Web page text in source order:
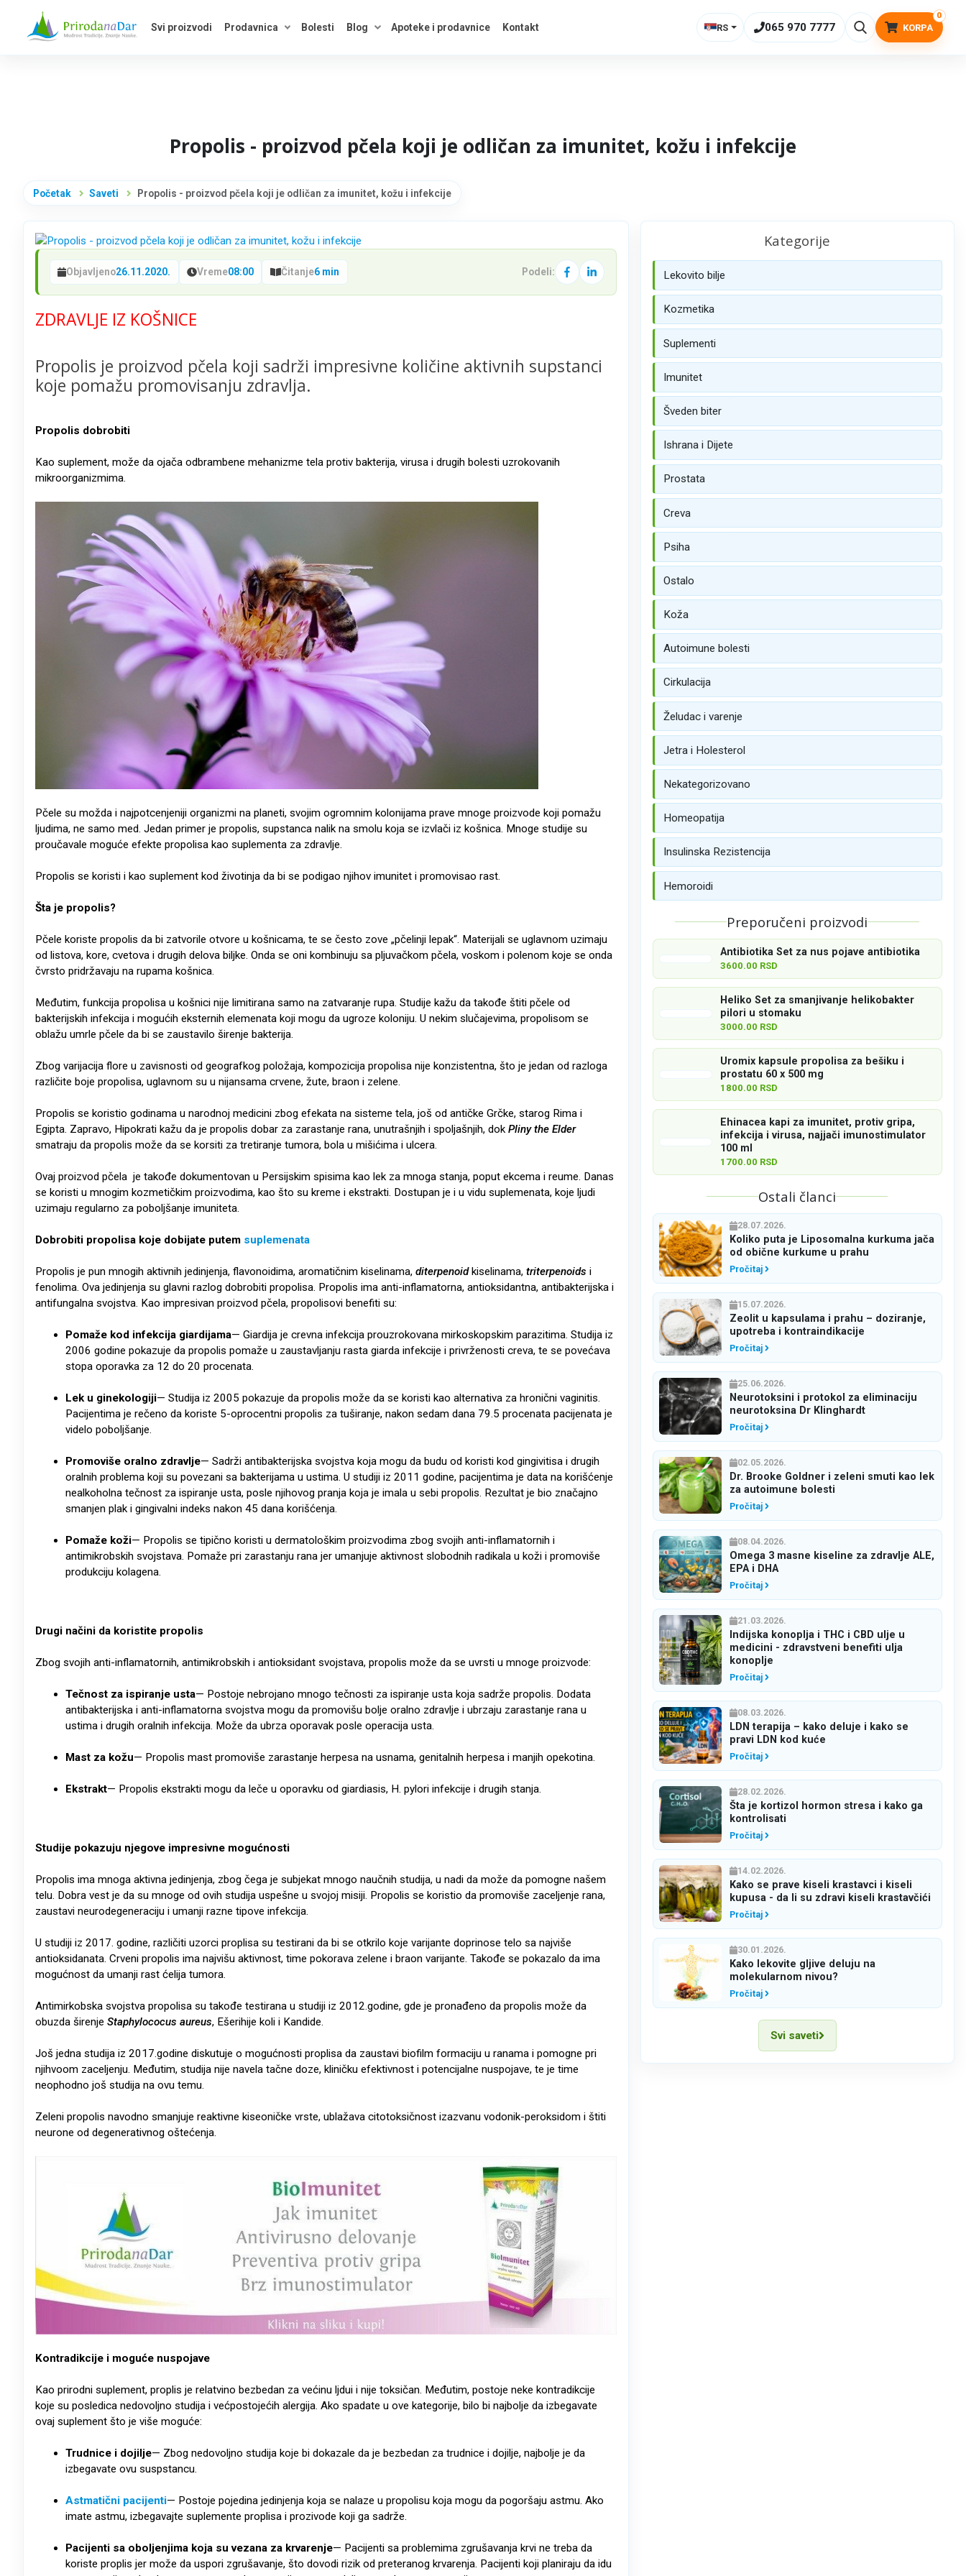
Svi proizvodi Prodavnica
Otvori kategorije
Bolesti Blog
Otvori savete
Apoteke i prodavnice Kontakt RS 065 970 7777
0
KORPA
Propolis - proizvod pčela koji je odličan za imunitet, kožu i infekcije
Početak Saveti Propolis - proizvod pčela koji je odličan za imunitet, kožu i infekcije
Objavljeno26.11.2020. Vreme08:00 Čitanje6 min Podeli:
ZDRAVLJE IZ KOŠNICE
Propolis je proizvod pčela koji sadrži impresivne količine aktivnih supstanci
koje pomažu promovisanju zdravlja.
Propolis dobrobiti
Kao suplement, može da ojača odbrambene mehanizme tela protiv bakterija, virusa i drugih bolesti uzrokovanih
mikroorganizmima.
Pčele su možda i najpotcenjeniji organizmi na planeti, svojim ogromnim kolonijama prave mnoge proizvode koji pomažu
ljudima, ne samo med. Jedan primer je propolis, supstanca nalik na smolu koja se izvlači iz košnica. Mnoge studije su
proučavale moguće efekte propolisa kao suplementa za zdravlje.
Propolis se koristi i kao suplement kod životinja da bi se podigao njihov imunitet i promovisao rast.
Šta je propolis?
Pčele koriste propolis da bi zatvorile otvore u košnicama, te se često zove „pčelinji lepak“. Materijali se uglavnom uzimaju
od listova, kore, cvetova i drugih delova biljke. Onda se oni kombinuju sa pljuvačkom pčela, voskom i polenom koje se onda
čvrsto pridržavaju na rupama košnica.
Međutim, funkcija propolisa u košnici nije limitirana samo na zatvaranje rupa. Studije kažu da takođe štiti pčele od
bakterijskih infekcija i mogućih eksternih elemenata koji mogu da ugroze koloniju. U nekim slučajevima, propolisom se
oblažu umrle pčele da bi se zaustavilo širenje bakterija.
Zbog varijacija flore u zavisnosti od geografkog položaja, kompozicija propolisa nije konzistentna, što je jedan od razloga
različite boje propolisa, uglavnom su u nijansama crvene, žute, braon i zelene.
Propolis se koristio godinama u narodnoj medicini zbog efekata na sisteme tela, još od antičke Grčke, starog Rima i
Egipta. Zapravo, Hipokrati kažu da je propolis dobar za zarastanje rana, unutrašnjih i spoljašnjih, dok Pliny the Elder
smatraju da propolis može da se korsiti za tretiranje tumora, bola u mišićima i ulcera.
Ovaj proizvod pčela je takođe dokumentovan u Persijskim spisima kao lek za mnoga stanja, poput ekcema i reume. Danas
se koristi u mnogim kozmetičkim proizvodima, kao što su kreme i ekstrakti. Dostupan je i u vidu suplemenata, koje ljudi
uzimaju regularno za poboljšanje imuniteta.
Dobrobiti propolisa koje dobijate putem suplemenata
Propolis je pun mnogih aktivnih jedinjenja, flavonoidima, aromatičnim kiselinama, diterpenoidkiselinama, triterpenoids i
fenolima. Ova jedinjenja su glavni razlog dobrobiti propolisa. Propolis ima anti-inflamatorna, antioksidantna, antibakterijska i
antifungalna svojstva. Kao impresivan proizvod pčela, propolisovi benefiti su:
Pomaže kod infekcija giardijama— Giardija je crevna infekcija prouzrokovana mirkoskopskim parazitima. Studija iz
2006 godine pokazuje da propolis pomaže u zaustavljanju rasta giarda infekcije i privrženosti creva, te se povećava
stopa oporavka za 12 do 20 procenata.
Lek u ginekologiji— Studija iz 2005 pokazuje da propolis može da se koristi kao alternativa za hronični vaginitis.
Pacijentima je rečeno da koriste 5-oprocentni propolis za tuširanje, nakon sedam dana 79.5 procenata pacijenata je
videlo poboljšanje.
Promoviše oralno zdravlje— Sadrži antibakterijska svojstva koja mogu da budu od koristi kod gingivitisa i drugih
oralnih problema koji su povezani sa bakterijama u ustima. U studiji iz 2011 godine, pacijentima je data na korišćenje
nealkoholna tečnost za ispiranje usta, posle njihovog pranja koja je imala u sebi propolis. Rezultat je bio značajno
smanjen plak i gingivalni indeks nakon 45 dana korišćenja.
Pomaže koži— Propolis se tipično koristi u dermatološkim proizvodima zbog svojih anti-inflamatornih i
antimikrobskih svojstava. Pomaže pri zarastanju rana jer umanjuje aktivnost slobodnih radikala u koži i promoviše
produkciju kolagena.
Drugi načini da koristite propolis
Zbog svojih anti-inflamatornih, antimikrobskih i antioksidant svojstava, propolis može da se uvrsti u mnoge proizvode:
Tečnost za ispiranje usta— Postoje nebrojano mnogo tečnosti za ispiranje usta koja sadrže propolis. Dodata
antibakterijska i anti-inflamatorna svojstva mogu da promovišu bolje oralno zdravlje i ubrzaju zarastanje rana u
ustima i drugih oralnih infekcija. Može da ubrza oporavak posle operacija usta.
Mast za kožu— Propolis mast promoviše zarastanje herpesa na usnama, genitalnih herpesa i manjih opekotina.
Ekstrakt— Propolis ekstrakti mogu da leče u oporavku od giardiasis, H. pylori infekcije i drugih stanja.
Studije pokazuju njegove impresivne mogućnosti
Propolis ima mnoga aktivna jedinjenja, zbog čega je subjekat mnogo naučnih studija, u nadi da može da pomogne našem
telu. Dobra vest je da su mnoge od ovih studija uspešne u svojoj misiji. Propolis se koristio da promoviše zaceljenje rana,
zaustavi neurodegeneraciju i umanji razne tipove infekcija.
U studiji iz 2017. godine, različiti uzorci proplisa su testirani da bi se otkrilo koje varijante doprinose telo sa najviše
antioksidanata. Crveni propolis ima najvišu aktivnost, time pokorava zelene i braon varijante. Takođe se pokazalo da ima
mogućnost da umanji rast ćelija tumora.
Antimirkobska svojstva propolisa su takođe testirana u studiji iz 2012.godine, gde je pronađeno da propolis može da
obuzda širenje Staphylococus aureus, Ešerihije koli i Kandide.
Još jedna studija iz 2017.godine diskutuje o mogućnosti proplisa da zaustavi biofilm formaciju u ranama i pomogne pri
njihvoom zaceljenju. Međutim, studija nije navela tačne doze, kliničku efektivnost i potencijalne nuspojave, te je time
neophodno još studija na ovu temu.
Zeleni propolis navodno smanjuje reaktivne kiseoničke vrste, ublažava citotoksičnost izazvanu vodonik-peroksidom i štiti
neurone od degenerativnog oštećenja.
Kontradikcije i moguće nuspojave
Kao prirodni suplement, proplis je relatvino bezbedan za većinu ljdui i nije toksičan. Međutim, postoje neke kontradikcije
koje su posledica nedovoljno studija i većpostojećih alergija. Ako spadate u ove kategorije, bilo bi najbolje da izbegavate
ovaj suplement što je više moguće:
Trudnice i dojilje— Zbog nedovoljno studija koje bi dokazale da je bezbedan za trudnice i dojilje, najbolje je da
izbegavate ovu suspstancu.
Astmatični pacijenti— Postoje pojedina jedinjenja koja se nalaze u propolisu koja mogu da pogoršaju astmu. Ako
imate astmu, izbegavajte suplemente proplisa i prozivode koji ga sadrže.
Pacijenti sa oboljenjima koja su vezana za krvarenje— Pacijenti sa problemima zgrušavanja krvi ne treba da
koriste proplis jer može da uspori zgrušavanje, što dovodi rizik od preteranog krvarenja. Pacijenti koji planiraju da idu
Kategorije
Lekovito bilje
Kozmetika
Suplementi
Imunitet
Šveden biter
Ishrana i Dijete
Prostata
Creva
Psiha
Ostalo
Koža
Autoimune bolesti
Cirkulacija
Želudac i varenje
Jetra i Holesterol
Nekategorizovano
Homeopatija
Insulinska Rezistencija
Hemoroidi
Preporučeni proizvodi
Antibiotika Set za nus pojave antibiotika
3600.00 RSD
Heliko Set za smanjivanje helikobakter
pilori u stomaku
3000.00 RSD
Uromix kapsule propolisa za bešiku i
prostatu 60 x 500 mg
1800.00 RSD
Ehinacea kapi za imunitet, protiv gripa,
infekcija i virusa, najjači imunostimulator
100 ml
1700.00 RSD
Ostali članci
28.07.2026.
Koliko puta je Liposomalna kurkuma jača
od obične kurkume u prahu
Pročitaj
15.07.2026.
Zeolit u kapsulama i prahu – doziranje,
upotreba i kontraindikacije
Pročitaj
25.06.2026.
Neurotoksini i protokol za eliminaciju
neurotoksina Dr Klinghardt
Pročitaj
02.05.2026.
Dr. Brooke Goldner i zeleni smuti kao lek
za autoimune bolesti
Pročitaj
08.04.2026.
Omega 3 masne kiseline za zdravlje ALE,
EPA i DHA
Pročitaj
21.03.2026.
Indijska konoplja i THC i CBD ulje u
medicini - zdravstveni benefiti ulja
konoplje
Pročitaj
08.03.2026.
LDN terapija – kako deluje i kako se
pravi LDN kod kuće
Pročitaj
28.02.2026.
Šta je kortizol hormon stresa i kako ga
kontrolisati
Pročitaj
14.02.2026.
Kako se prave kiseli krastavci i kiseli
kupusa - da li su zdravi kiseli krastavčići
Pročitaj
30.01.2026.
Kako lekovite gljive deluju na
molekularnom nivou?
Pročitaj
Svi saveti